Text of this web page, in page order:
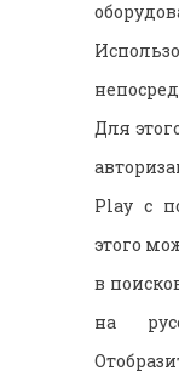
Для
Play с
этого
в
на